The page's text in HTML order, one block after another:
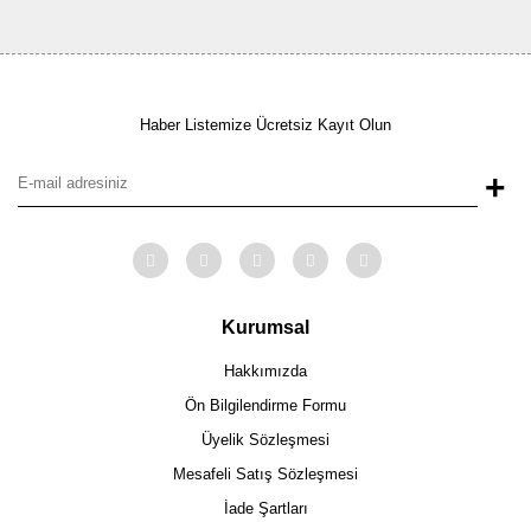
Haber Listemize Ücretsiz Kayıt Olun
+
Kurumsal
Hakkımızda
Ön Bilgilendirme Formu
Üyelik Sözleşmesi
Mesafeli Satış Sözleşmesi
İade Şartları